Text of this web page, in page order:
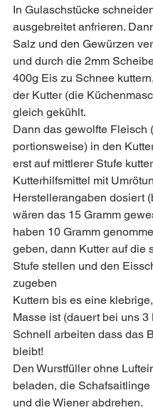
In Gulaschstücke
ausgebreitet anfrieren.
Salz und den Gewürzen
und durch die 2mm
400g Eis zu Schnee
der Kutter (die
gleich gekühlt.
Dann das gewolfte Fleisch
portionsweise) in den
erst auf mittlerer Stufe
Kutterhilfsmittel mit
Herstellerangaben dosiert
wären das 15 Gramm
haben 10 Gramm
geben, dann Kutter auf die
Stufe stellen und den
zugeben
Kuttern bis es eine
Masse ist (dauert bei uns 3
Schnell arbeiten dass das
bleibt!
Den Wurstfüller ohne
beladen, die Schafsaitlinge
und die Wiener abdrehen.